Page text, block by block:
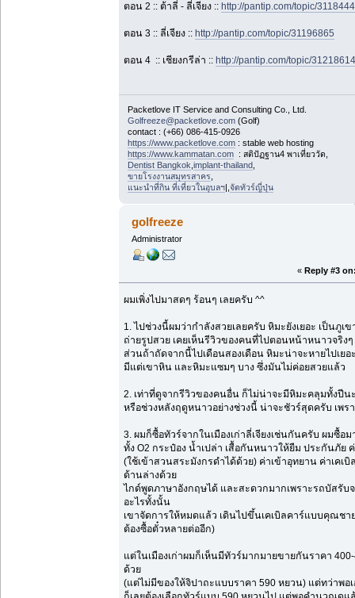
ตอน 2 :: ต้าลี่ - ลี่เจียง :: http://pantip.com/topic/
ตอน 3 :: ลี่เจียง :: http://pantip.com/topic/31196865
ตอน 4 :: เชียงกรีล่า :: http://pantip.com/topic/
Packetlove IT Service and Consulting Co., Ltd.
Golfreeze@packetlove.com(Golf)
contact : (+66) 086-415-0926
https://www.packetlove.com: stable web hosting
https://www.kammatan.com: สติปัฏฐาน4 พาเที่ยววัด,
Dentist Bangkok implant-thailand,
ขายโรงงานสมุทรสาคร,
แนะนำที่กิน ที่เที่ยวในอุบลฯ|, จัดทัวร์ญี่ปุ่น
golfreeze
Administrator
« Reply #3
ผมเพิ่งไปมาสดๆ ร้อนๆ เลยครับ ^^
1. ไปช่วงนี้ผมว่ากำลังสวยเลยครับ หิมะยังเยอะ เป็น
ถ่ายรูปสวย เคยเห็นรีวิวของคนที่ไปตอนหน้าหนาวจริ
ส่วนถ้าถัดจากนี้ไปเดือนสองเดือน หิมะน่าจะหายไปเ
มีแต่เขาหิน และหิมะแซมๆ บาง ซึ่งมันไม่ค่อยสวยแล้ว
2. เท่าที่ดูจากรีวิวของคนอื่น ก็ไม่น่าจะมีหิมะคลุมทั้งปีน
หรือช่วงหลังฤดูหนาวอย่างช่วงนี้ น่าจะชัวร์สุดครับ เพ
3. ผมก็ซื้อทัวร์จากในเมืองเก่าลี่เจียงเช่นกันครับ ผมซื้
ทั้ง O2 กระป๋อง น้ำเปล่า เสื้อกันหนาวให้ยืม ประกันภัย
(ใช้เข้าสวนสระมังกรดำได้ด้วย) ค่าเข้าอุทยาน ค่าเค
ด้านล่างด้วย
ไกด์พูดภาษาอังกฤษได้ และสะดวกมากเพราะรถบัสรับ
อะไรทั้งนั้น
เขาจัดการให้หมดแล้ว เดินไปขึ้นเคเบิลคาร์แบบคุณชา
ต้องซื้อตั๋วหลายต่ออีก)
แต่ในเมืองเก่าผมก็เห็นมีทัวร์มากมายขายกันราคา
ด้วย
(แต่ไม่มีของให้จิปาถะแบบราคา 590 หยวน) แต่ทว่าพอ